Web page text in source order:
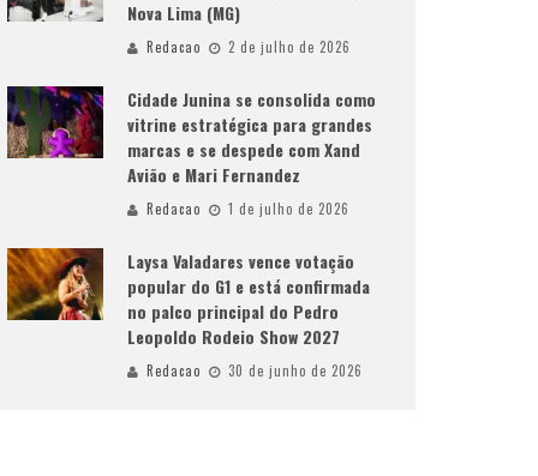
Nova Lima (MG)
Redacao 2 de julho de 2026
Cidade Junina se consolida como
vitrine estratégica para grandes
marcas e se despede com Xand
Avião e Mari Fernandez
Redacao 1 de julho de 2026
Laysa Valadares vence votação
popular do G1 e está confirmada
no palco principal do Pedro
Leopoldo Rodeio Show 2027
Redacao 30 de junho de 2026